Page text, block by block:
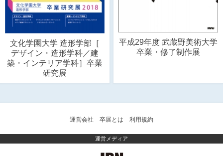
文化学園大学 造形学部［
デザイン・造形学科／建
築・インテリア学科］卒業
研究展
平成29年度 武蔵野美術大学
卒業・修了制作展
運営会社 卒展とは 利用規約
運営メディア